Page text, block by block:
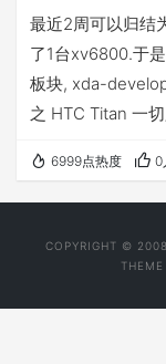
最近2周可以归结
了1台xv6800.于
板块, xda-
之 HTC Titan 一
6999点热度 0
COPYRIGHT ©
THEME